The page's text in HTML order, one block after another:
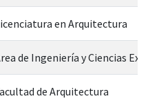
en Arquitectura
de Ingeniería y Ciencias
de Arquitectura